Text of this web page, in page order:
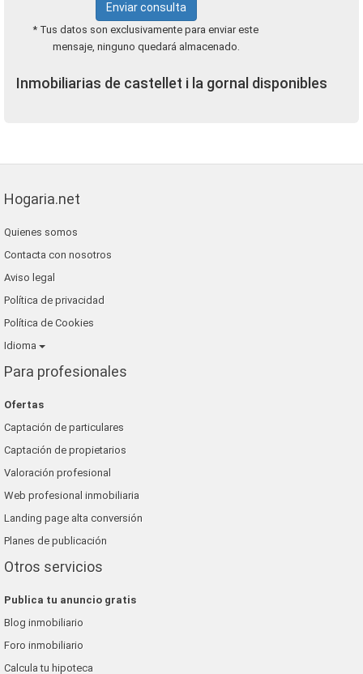
Enviar consulta
* Tus datos son exclusivamente para enviar este
mensaje, ninguno quedará almacenado.
Inmobiliarias de castellet i la gornal disponibles
Hogaria.net
Quienes somos
Contacta con nosotros
Aviso legal
Política de privacidad
Política de Cookies
Idioma
Para profesionales
Ofertas
Captación de particulares
Captación de propietarios
Valoración profesional
Web profesional inmobiliaria
Landing page alta conversión
Planes de publicación
Otros servicios
Publica tu anuncio gratis
Blog inmobiliario
Foro inmobiliario
Calcula tu hipoteca